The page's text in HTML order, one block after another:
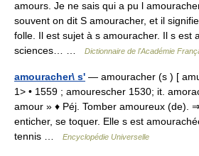
amours. Je ne sais qui a pu l
souvent on dit S amouracher, et il
folle. Il est sujet à s amouracher. Il s est
sciences… …
Dictionnaire de l'Académie
amouracher\ s' — amouracher (s ) [
1> • 1559 ; amourescher 1530; it.
amour » ♦ Péj. Tomber amoureux (de).
enticher, se toquer. Elle s est
tennis …
Encyclopédie Universelle